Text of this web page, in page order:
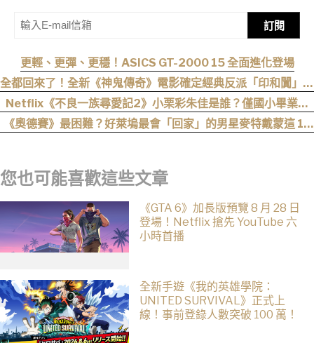
訂閱
更輕、更彈、更穩！ASICS GT-2000 15 全面進化登場
全都回來了！全新《神鬼傳奇》電影確定經典反派「印和闐」也
會回歸
Netflix《不良一族尋愛記2》小栗彩朱佳是誰？僅國小畢業人
生超戲劇化，IG、背景一次認識
《奧德賽》最困難？好萊塢最會「回家」的男星麥特戴蒙這 12
您也可能喜歡這些文章
《GTA 6》加長版預覽 8 月 28 日
登場！Netflix 搶先 YouTube 六
小時首播
全新手遊《我的英雄學院：
UNITED SURVIVAL》正式上
線！事前登錄人數突破 100 萬！